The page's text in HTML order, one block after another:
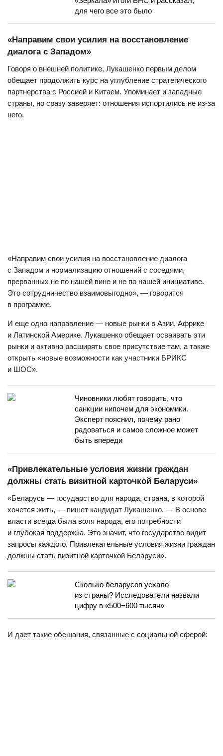
для чего все это было
«Направим свои усилия на восстановление
диалога с Западом»
Говоря о внешней политике, Лукашенко первым делом
обещает продолжить курс на углубление стратегического
партнерства с Россией и Китаем. Упоминает и западные
страны, но сразу заверяет: отношения испортились не из-за
него.
«Направим свои усилия на восстановление диалога
с Западом и нормализацию отношений с соседями,
прерванных не по нашей вине и не по нашей инициативе.
Это сотрудничество взаимовыгодно», — говорится
в программе.
И еще одно направление — новые рынки в Азии, Африке
и Латинской Америке. Лукашенко обещает осваивать эти
рынки и активно расширять свое присутствие там, а также
открыть «новые возможности как участники БРИКС
и ШОС».
Чиновники любят говорить, что
санкции нипочем для экономики.
Эксперт пояснил, почему рано
радоваться и самое сложное может
быть впереди
«Привлекательные условия жизни граждан
должны стать визитной карточкой Беларуси»
«Беларусь — государство для народа, страна, в которой
хочется жить, — пишет кандидат Лукашенко. — В основе
власти всегда была воля народа, его потребности
и глубокая поддержка. Это значит, что государство видит
запросы каждого. Привлекательные условия жизни граждан
должны стать визитной карточкой Беларуси».
Сколько беларусов уехало
из страны? Исследователи назвали
цифру в «500−600 тысяч»
И дает такие обещания, связанные с социальной сферой: